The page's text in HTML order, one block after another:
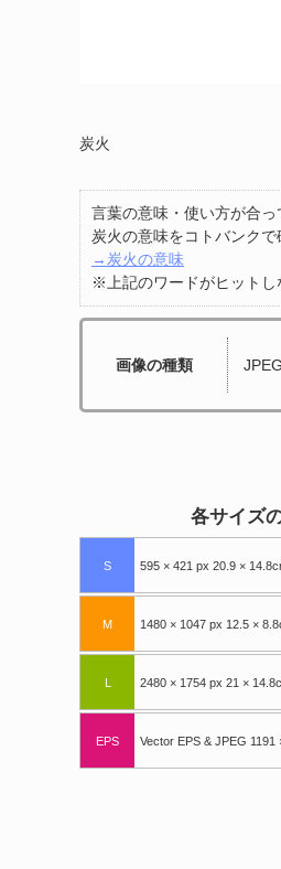
炭火
言葉の意味・使い方が合っ
炭火の意味をコトバンクで
→炭火の意味
※上記のワードがヒットし
画像の種類
各サイズ
S 595 × 421 px 20.9 ×
M 1480 × 1047 px 12.5 ×
L 2480 × 1754 px 21 ×
EPS Vector EPS & JPEG 1191